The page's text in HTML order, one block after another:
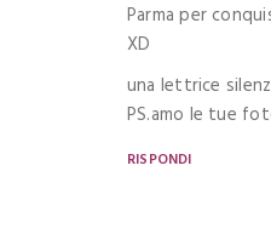
Parma per
XD
una lettrice
PS.amo le tue
RISPONDI